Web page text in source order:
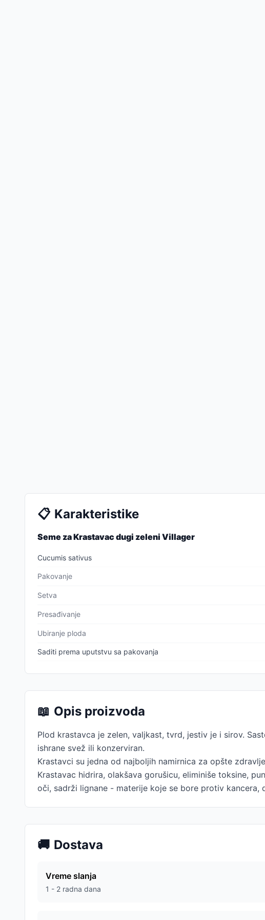
📋 Karakteristike
Seme za Krastavac dugi zeleni Villager
Cucumis sativus
Pakovanje
Setva
Presađivanje
Ubiranje ploda
Saditi prema uputstvu sa pakovanja
📖 Opis proizvoda
Plod krastavca je zelen, valjkast, tvrd, jestiv je i sirov.
ishrane svež ili konzerviran.
Krastavci su jedna od najboljih namirnica za opšte
Krastavac hidrira, olakšava gorušicu, eliminiše toksine,
oči, sadrži lignane - materije koje se bore protiv
🚚 Dostava
Vreme slanja
1 - 2 radna dana